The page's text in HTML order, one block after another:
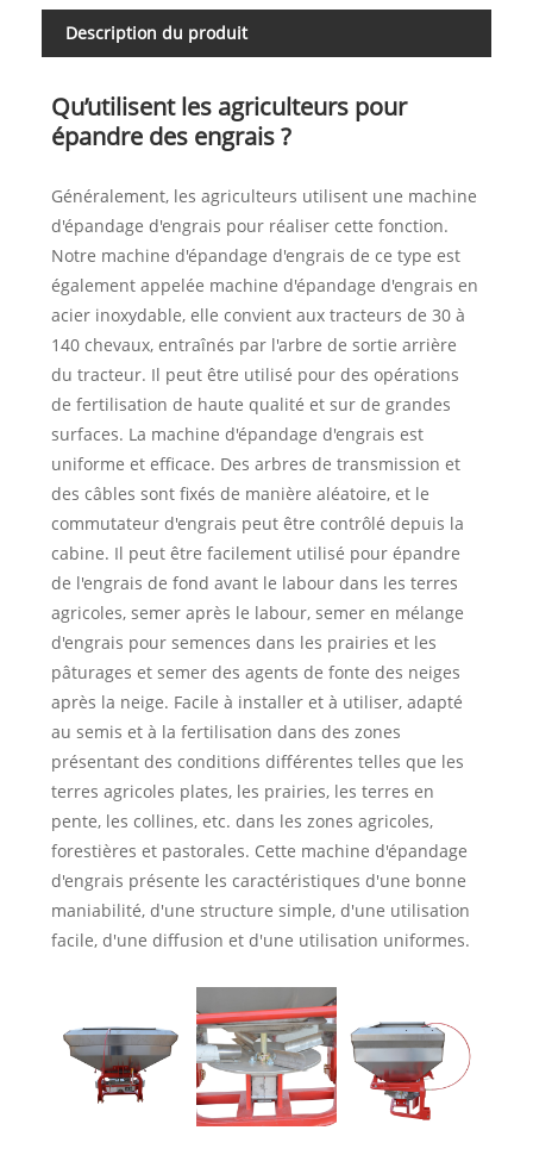
Description du produit
Qu’utilisent les agriculteurs pour
épandre des engrais ?
Généralement, les agriculteurs utilisent une machine
d'épandage d'engrais pour réaliser cette fonction.
Notre machine d'épandage d'engrais de ce type est
également appelée machine d'épandage d'engrais en
acier inoxydable, elle convient aux tracteurs de 30 à
140 chevaux, entraînés par l'arbre de sortie arrière
du tracteur. Il peut être utilisé pour des opérations
de fertilisation de haute qualité et sur de grandes
surfaces. La machine d'épandage d'engrais est
uniforme et efficace. Des arbres de transmission et
des câbles sont fixés de manière aléatoire, et le
commutateur d'engrais peut être contrôlé depuis la
cabine. Il peut être facilement utilisé pour épandre
de l'engrais de fond avant le labour dans les terres
agricoles, semer après le labour, semer en mélange
d'engrais pour semences dans les prairies et les
pâturages et semer des agents de fonte des neiges
après la neige. Facile à installer et à utiliser, adapté
au semis et à la fertilisation dans des zones
présentant des conditions différentes telles que les
terres agricoles plates, les prairies, les terres en
pente, les collines, etc. dans les zones agricoles,
forestières et pastorales. Cette machine d'épandage
d'engrais présente les caractéristiques d'une bonne
maniabilité, d'une structure simple, d'une utilisation
facile, d'une diffusion et d'une utilisation uniformes.